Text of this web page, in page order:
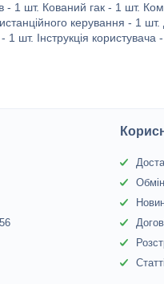
- 1 шт. Кований гак - 1 шт.
керування - 1
шт. Інструкція користувача
Статті